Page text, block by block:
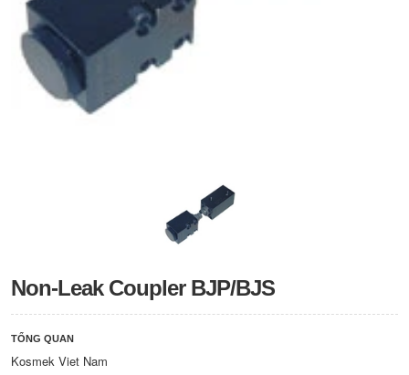
Non-Leak Coupler BJP/BJS
TỔNG QUAN
Kosmek Viet Nam